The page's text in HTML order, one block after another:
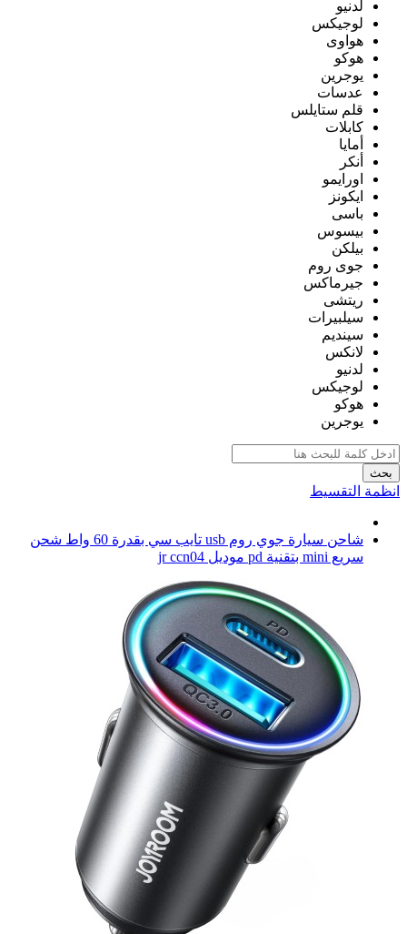
لدنيو
لوجيكس
هواوى
هوكو
يوجرين
عدسات
قلم ستايلس
كابلات
أمايا
أنكر
اورايمو
ايكونز
باسى
بيسوس
بيلكن
جوى روم
جيرماكس
ريتشى
سيلبيرات
سينديم
لانكس
لدنيو
لوجيكس
هوكو
يوجرين
بحث
انظمة التقسيط
شاحن سيارة جوي روم usb تايب سي بقدرة 60 واط شحن
سريع mini بتقنية pd موديل jr ccn04